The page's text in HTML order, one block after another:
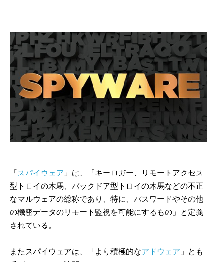
「 スパイウェア 」は、「キーロガー、リモートアクセス
型トロイの木馬、バックドア型トロイの木馬などの不正
なマルウェアの総称であり、特に、パスワードやその他
の機密データのリモート監視を可能にするもの」と定義
されている。
またスパイウェアは、「より積極的なアドウェア 」とも